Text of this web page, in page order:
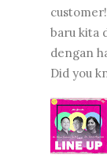
baru kita
dengan
Did you